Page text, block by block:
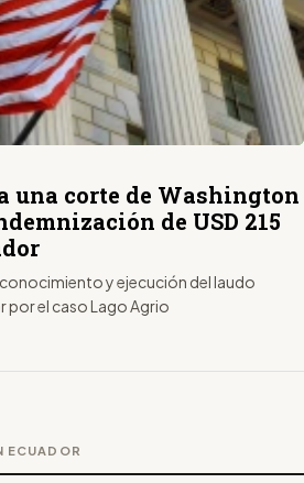
una corte de Washington
de USD 215
y ejecución del laudo
por el caso Lago Agrio
ECUADOR